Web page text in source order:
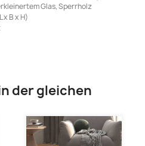
Glas, Sperrholz
x B x H)
der gleichen